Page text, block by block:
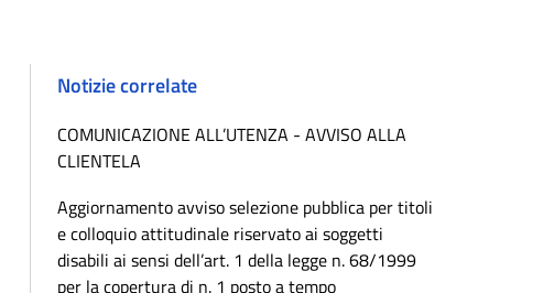
Notizie correlate
COMUNICAZIONE ALL’UTENZA - AVVISO ALLA
CLIENTELA
Aggiornamento avviso selezione pubblica per titoli
e colloquio attitudinale riservato ai soggetti
disabili ai sensi dell’art. 1 della legge n. 68/1999
per la copertura di n. 1 posto a tempo